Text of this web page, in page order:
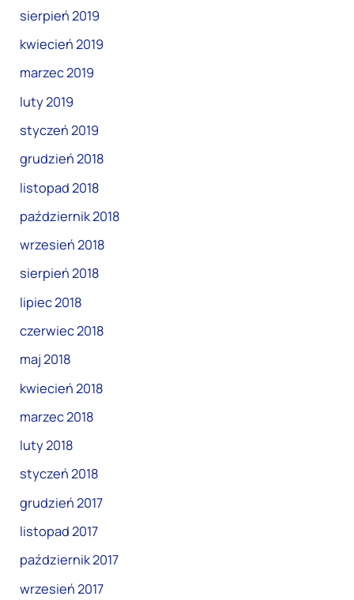
sierpień 2019
kwiecień 2019
marzec 2019
luty 2019
styczeń 2019
grudzień 2018
listopad 2018
październik 2018
wrzesień 2018
sierpień 2018
lipiec 2018
czerwiec 2018
maj 2018
kwiecień 2018
marzec 2018
luty 2018
styczeń 2018
grudzień 2017
listopad 2017
październik 2017
wrzesień 2017